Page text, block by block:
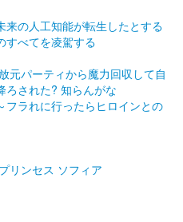
の人工知能が転生したとする
すべてを凌駕する
元パーティから魔力回収して自
ろされた? 知らんがな
フラれに行ったらヒロインとの
リンセス ソフィア